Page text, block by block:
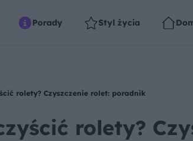
Porady Styl życia
rolety? Czyszczenie rolet: poradnik
rolety?